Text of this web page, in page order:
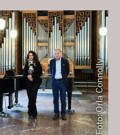
Foto: Orla Connolly